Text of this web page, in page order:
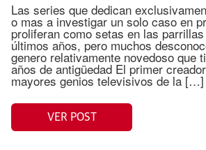
Las series que dedican
o mas a investigar un solo caso en
proliferan como setas en las
últimos años, pero muchos
genero relativamente novedoso que
años de antigüedad El primer
mayores genios televisivos de la […]
VER POST